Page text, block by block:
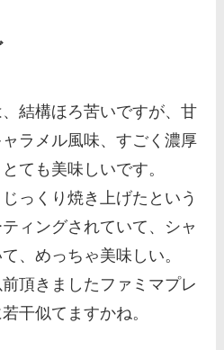
結構ほろ苦いですが、甘
ラメル風味、すごく濃厚
ても美味しいです。
っくり焼き上げたという
ィングされていて、シャ
、めっちゃ美味しい。
頂きましたファミマプレ
干似てますかね。